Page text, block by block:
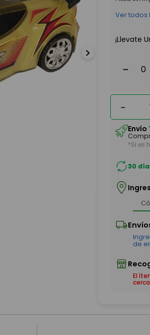
Ver todos
¡Llevate
－
－
Envío
*Si es
30
El